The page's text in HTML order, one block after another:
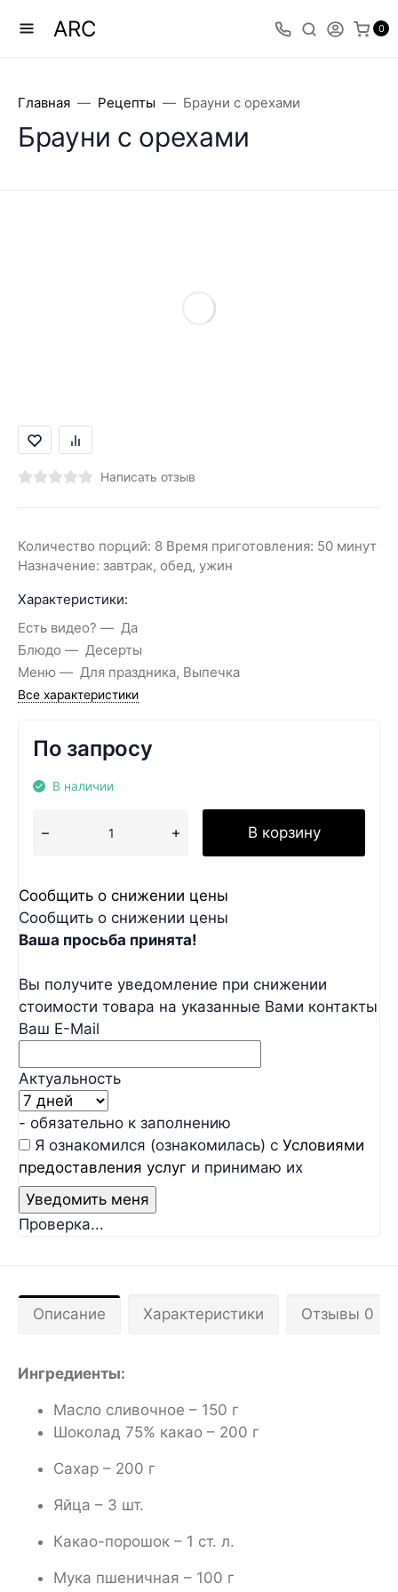
ARC 0
Главная Рецепты Брауни с орехами
Брауни с орехами
Написать отзыв
Количество порций: 8 Время приготовления: 50 минут
Назначение: завтрак, обед, ужин
Характеристики:
Есть видео?
Да
Блюдо
Десерты
Меню
Для праздника, Выпечка
Все характеристики
По запросу
В наличии
В корзину
Сообщить о снижении цены
Сообщить о снижении цены
Ваша просьба принята!
Вы получите уведомление при снижении
стоимости товара на указанные Вами контакты
Ваш E-Mail
Актуальность
- обязательно к заполнению
Я ознакомился (ознакомилась) с Условиями
предоставления услуг и принимаю их
Проверка...
Описание Характеристики Отзывы 0
Ингредиенты:
Масло сливочное – 150 г
Шоколад 75% какао – 200 г
Сахар – 200 г
Яйца – 3 шт.
Какао-порошок – 1 ст. л.
Мука пшеничная – 100 г